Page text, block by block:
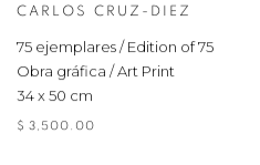
CARLOS CRUZ-DIEZ
75 ejemplares / Edition of 75
Obra gráfica / Art Print
34 x 50 cm
$ 3,500.00